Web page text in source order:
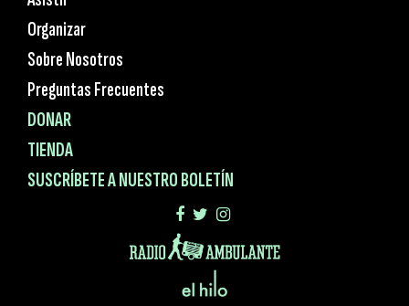
Organizar
Sobre Nosotros
Preguntas Frecuentes
DONAR
TIENDA
SUSCRÍBETE A NUESTRO BOLETÍN